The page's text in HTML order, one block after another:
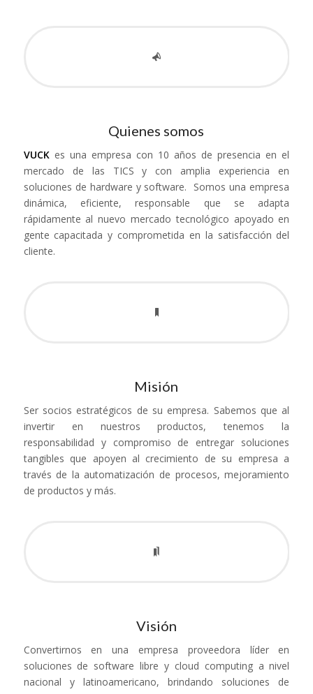
Quienes somos
VUCKes una empresa con 10 años de presencia en el
mercado de las TICS y con amplia experiencia en
soluciones de hardware y software. Somos una empresa
dinámica, eficiente, responsable que se adapta
rápidamente al nuevo mercado tecnológico apoyado en
gente capacitada y comprometida en la satisfacción del
cliente.
Misión
Ser socios estratégicos de su empresa. Sabemos que al
invertir en nuestros productos, tenemos la
responsabilidad y compromiso de entregar soluciones
tangibles que apoyen al crecimiento de su empresa a
través de la automatización de procesos, mejoramiento
de productos y más.
Visión
Convertirnos en una empresa proveedora líder en
soluciones de software libre y cloud computing a nivel
nacional y latinoamericano, brindando soluciones de